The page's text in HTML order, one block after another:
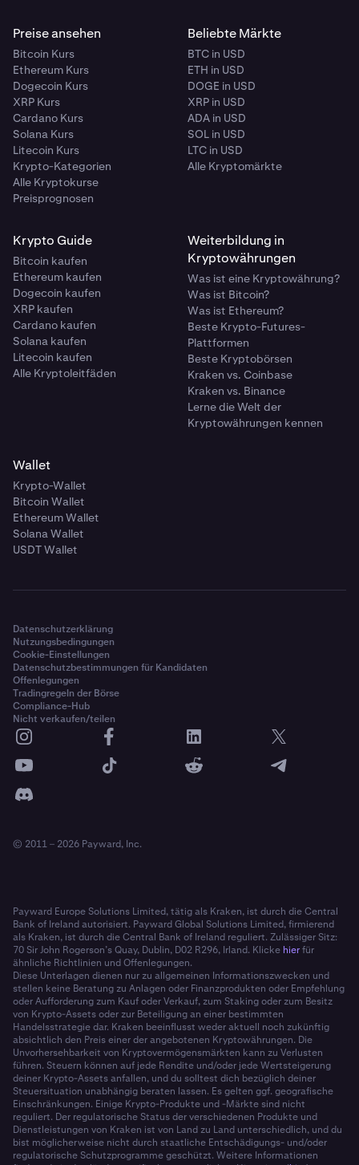
Preise ansehen
Bitcoin Kurs
Ethereum Kurs
Dogecoin Kurs
XRP Kurs
Cardano Kurs
Solana Kurs
Litecoin Kurs
Krypto-Kategorien
Alle Kryptokurse
Preisprognosen
Beliebte Märkte
BTC in USD
ETH in USD
DOGE in USD
XRP in USD
ADA in USD
SOL in USD
LTC in USD
Alle Kryptomärkte
Krypto Guide
Bitcoin kaufen
Ethereum kaufen
Dogecoin kaufen
XRP kaufen
Cardano kaufen
Solana kaufen
Litecoin kaufen
Alle Kryptoleitfäden
Weiterbildung in
Kryptowährungen
Was ist eine Kryptowährung?
Was ist Bitcoin?
Was ist Ethereum?
Beste Krypto-Futures-
Plattformen
Beste Kryptobörsen
Kraken vs. Coinbase
Kraken vs. Binance
Lerne die Welt der
Kryptowährungen kennen
Wallet
Krypto-Wallet
Bitcoin Wallet
Ethereum Wallet
Solana Wallet
USDT Wallet
Datenschutzerklärung
Nutzungsbedingungen
Cookie-Einstellungen
Datenschutzbestimmungen für Kandidaten
Offenlegungen
Tradingregeln der Börse
Compliance-Hub
Nicht verkaufen/teilen
© 2011 – 2026 Payward, Inc.
Payward Europe Solutions Limited, tätig als Kraken, ist durch die Central
Bank of Ireland autorisiert. Payward Global Solutions Limited, firmierend
als Kraken, ist durch die Central Bank of Ireland reguliert. Zulässiger Sitz:
70 Sir John Rogerson’s Quay, Dublin, D02 R296, Irland. Klicke hierfür
ähnliche Richtlinien und Offenlegungen.
Diese Unterlagen dienen nur zu allgemeinen Informationszwecken und
stellen keine Beratung zu Anlagen oder Finanzprodukten oder Empfehlung
oder Aufforderung zum Kauf oder Verkauf, zum Staking oder zum Besitz
von Krypto-Assets oder zur Beteiligung an einer bestimmten
Handelsstrategie dar. Kraken beeinflusst weder aktuell noch zukünftig
absichtlich den Preis einer der angebotenen Kryptowährungen. Die
Unvorhersehbarkeit von Kryptovermögensmärkten kann zu Verlusten
führen. Steuern können auf jede Rendite und/oder jede Wertsteigerung
deiner Krypto-Assets anfallen, und du solltest dich bezüglich deiner
Steuersituation unabhängig beraten lassen. Es gelten ggf. geografische
Einschränkungen. Einige Krypto-Produkte und -Märkte sind nicht
reguliert. Der regulatorische Status der verschiedenen Produkte und
Dienstleistungen von Kraken ist von Land zu Land unterschiedlich, und du
bist möglicherweise nicht durch staatliche Entschädigungs- und/oder
regulatorische Schutzprogramme geschützt. Weitere Informationen